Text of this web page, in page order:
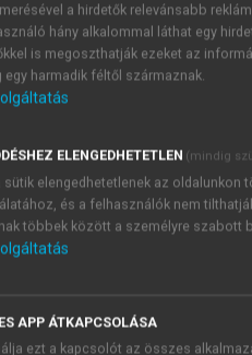
a hirdetők relevánsabb
hány alkalommal láthat egy
is megoszthatják ezeket az
egy harmadik féltől származnak.
ELENGEDHETETLEN (mindig
sütik elengedhetetlenek az
és a felhasználók nem
többek között a személyre szabott
APP ÁTKAPCSOLÁSA
ezt a kapcsolót az összes